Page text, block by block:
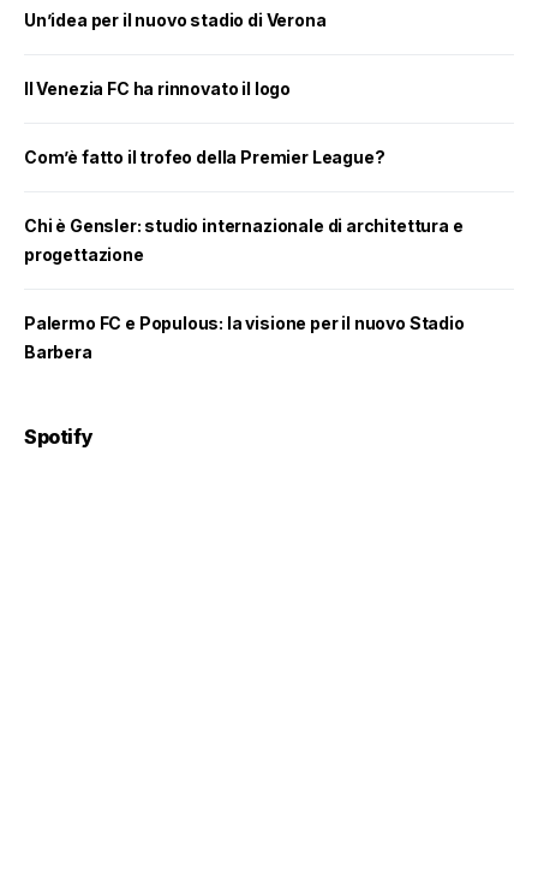
Un’idea per il nuovo stadio di Verona
Il Venezia FC ha rinnovato il logo
Com’è fatto il trofeo della Premier League?
Chi è Gensler: studio internazionale di architettura e
progettazione
Palermo FC e Populous: la visione per il nuovo Stadio
Barbera
Spotify